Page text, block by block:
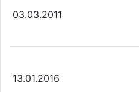
03.03.2011
13.01.2016